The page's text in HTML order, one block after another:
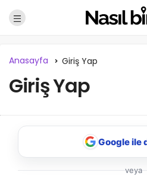
Anasayfa Giriş Yap
Giriş Yap
Google ile
veya